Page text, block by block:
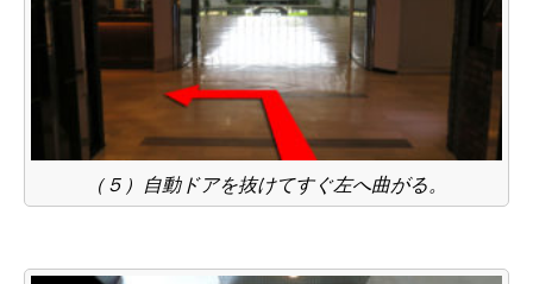
（５）自動ドアを抜けてすぐ左へ曲がる。